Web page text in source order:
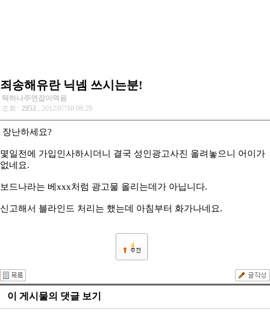
죄송해유란 닉넴 쓰시는분!
떡하나주면잡아먹음
조회 : 2852 , 2012/07/10 09:29
장난하세요?
몇일전에 가입인사하시더니 결국 성인광고사진 올려놓으니 어이가
없네요.
보드나라는 베xxx처럼 광고물 올리는데가 아닙니다.
신고해서 블라인드 처리는 했는데 아침부터 화가나네요.
4
이 게시물의 댓글 보기